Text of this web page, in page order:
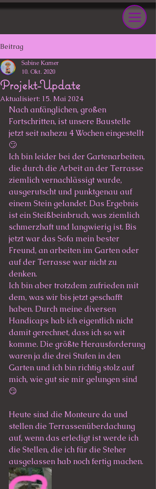
Beitrag
Projekt-Update
Sabine Karner
10. Okt. 2020
Aktualisiert: 15. Mai 2024
Nach anfänglichen, großen
Fortschritten, ist unsere Baustelle
jetzt seit nahezu 4 Wochen eingestellt
🙄
Ich bin leider bei der Gartenarbeiten,
die durch die Arbeit an der Terrasse
ziemlich vernachlässigt wurde,
ausgerutscht und punktgenau auf
einem Stein gelandet. Das Ergebnis
ist ein Steißbeinbruch, was ziemlich
schmerzhaft und langwierig ist. Bis
jetzt war das Sofa mein bester
Freund, an arbeiten im Garten oder
auf der Terrasse war nicht zu
denken.
Ich bin aber trotzdem zufrieden mit
dem, was wir bis jetzt geschafft
haben. Durch meine diversen
Handicaps hab ich eigentlich nicht
damit gerechnet, dass ich so wit
komme. Die größte Herausforderung
waren ja die drei Stufen in den
Garten und ich bin richtig stolz auf
mich, wie gut sie mir gelungen sind
😏
Heute sind die Monteure da und
stellen die Terrassenüberdachung
auf, wenn das erledigt ist werde ich
die Stellen, die ich für die Steher
ausgelassen hab noch fertig machen.